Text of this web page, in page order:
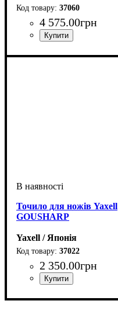
37060
4 575.00грн
Точило для ножів Yaxell
GOUSHARP
Yaxell / Японія
37022
2 350.00грн